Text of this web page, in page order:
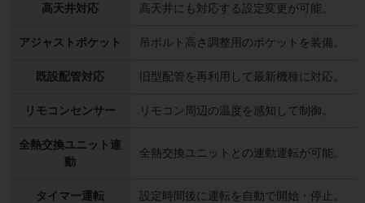
高天井対応 高天井にも対応する設定変更が可能。
アジャストポケット 吊ボルト高さ調整用のポケットを装備。
既設配管対応 旧型配管を再利用して最新機種に対応。
リモコンセンサー リモコン周辺の温度を感知して制御。
全熱交換ユニット連
動
全熱交換ユニットとの連動運転が可能。
タイマー運転 設定時間後に運転を自動で開始・停止。